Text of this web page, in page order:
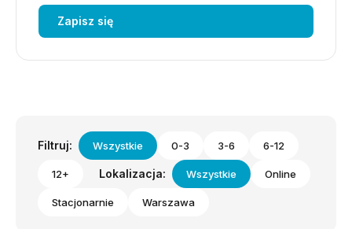
Zapisz się
Filtruj: Wszystkie 0-3 3-6 6-12
12+ Lokalizacja: Wszystkie Online
Stacjonarnie Warszawa